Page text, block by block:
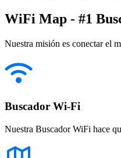
WiFi Map - #1
Nuestra misión es conectar el
Buscador Wi-Fi
Nuestra Buscador WiFi hace